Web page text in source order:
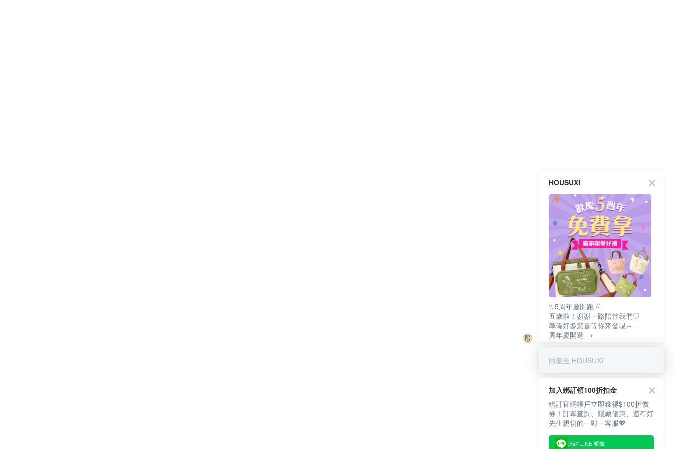
HOUSUXI
\\ 5周年慶開跑 //
五歲啦！謝謝一路陪伴我們♡
準備好多驚喜等你來發現～
周年慶開逛 →
回覆至 HOUSUXI
加入綁訂領100折扣金
綁訂官網帳戶立即獲得$100折價
券！訂單查詢、隱藏優惠、還有好
先生親切的一對一客服💖
連結 LINE 帳號